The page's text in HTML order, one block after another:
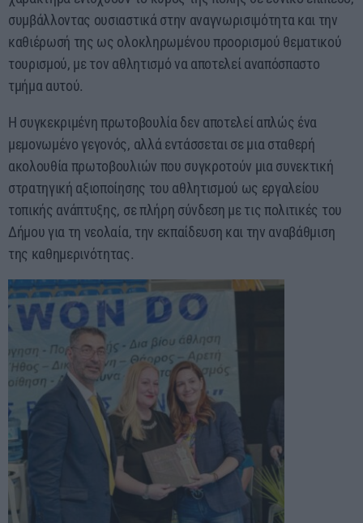
συμβάλλοντας ουσιαστικά στην αναγνωρισιμότητα και την
καθιέρωσή της ως ολοκληρωμένου προορισμού θεματικού
τουρισμού, με τον αθλητισμό να αποτελεί αναπόσπαστο
τμήμα αυτού.
Η συγκεκριμένη πρωτοβουλία δεν αποτελεί απλώς ένα
μεμονωμένο γεγονός, αλλά εντάσσεται σε μια σταθερή
ακολουθία πρωτοβουλιών που συγκροτούν μια συνεκτική
στρατηγική αξιοποίησης του αθλητισμού ως εργαλείου
τοπικής ανάπτυξης, σε πλήρη σύνδεση με τις πολιτικές του
Δήμου για τη νεολαία, την εκπαίδευση και την αναβάθμιση
της καθημερινότητας.